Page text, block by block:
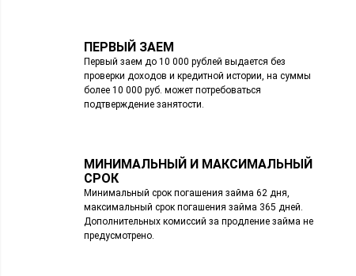
ПЕРВЫЙ ЗАЕМ
Первый заем до 10 000 рублей выдается без
проверки доходов и кредитной истории, на суммы
более 10 000 руб. может потребоваться
подтверждение занятости.
МИНИМАЛЬНЫЙ И МАКСИМАЛЬНЫЙ
СРОК
Минимальный срок погашения займа 62 дня,
максимальный срок погашения займа 365 дней.
Дополнительных комиссий за продление займа не
предусмотрено.